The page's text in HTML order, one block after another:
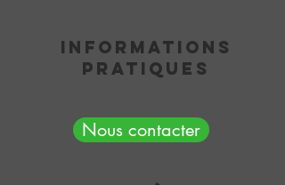
Informations
pratiques
Nous contacter